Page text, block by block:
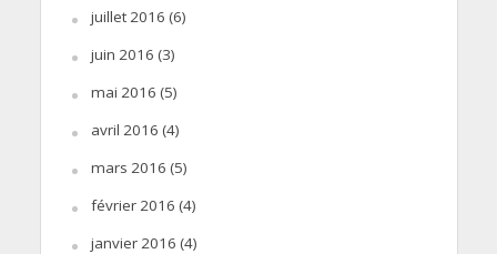
juillet 2016 (6)
juin 2016 (3)
mai 2016 (5)
avril 2016 (4)
mars 2016 (5)
février 2016 (4)
janvier 2016 (4)